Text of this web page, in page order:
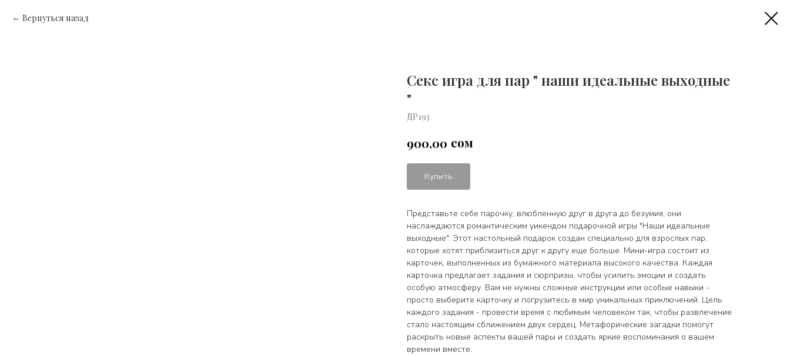
Вернуться назад
Секс игра для пар " наши идеальные выходные
"
ДР193
900,00 сом
Купить
Представьте себе парочку, влюбленную друг в друга до безумия, они
наслаждаются романтическим уикендом подарочной игры "Наши идеальные
выходные". Этот настольный подарок создан специально для взрослых пар,
которые хотят приблизиться друг к другу еще больше. Мини-игра состоит из
карточек, выполненных из бумажного материала высокого качества. Каждая
карточка предлагает задания и сюрпризы, чтобы усилить эмоции и создать
особую атмосферу. Вам не нужны сложные инструкции или особые навыки -
просто выберите карточку и погрузитесь в мир уникальных приключений. Цель
каждого задания - провести время с любимым человеком так, чтобы развлечение
стало настоящим сближением двух сердец. Метафорические загадки помогут
раскрыть новые аспекты вашей пары и создать яркие воспоминания о вашем
времени вместе.